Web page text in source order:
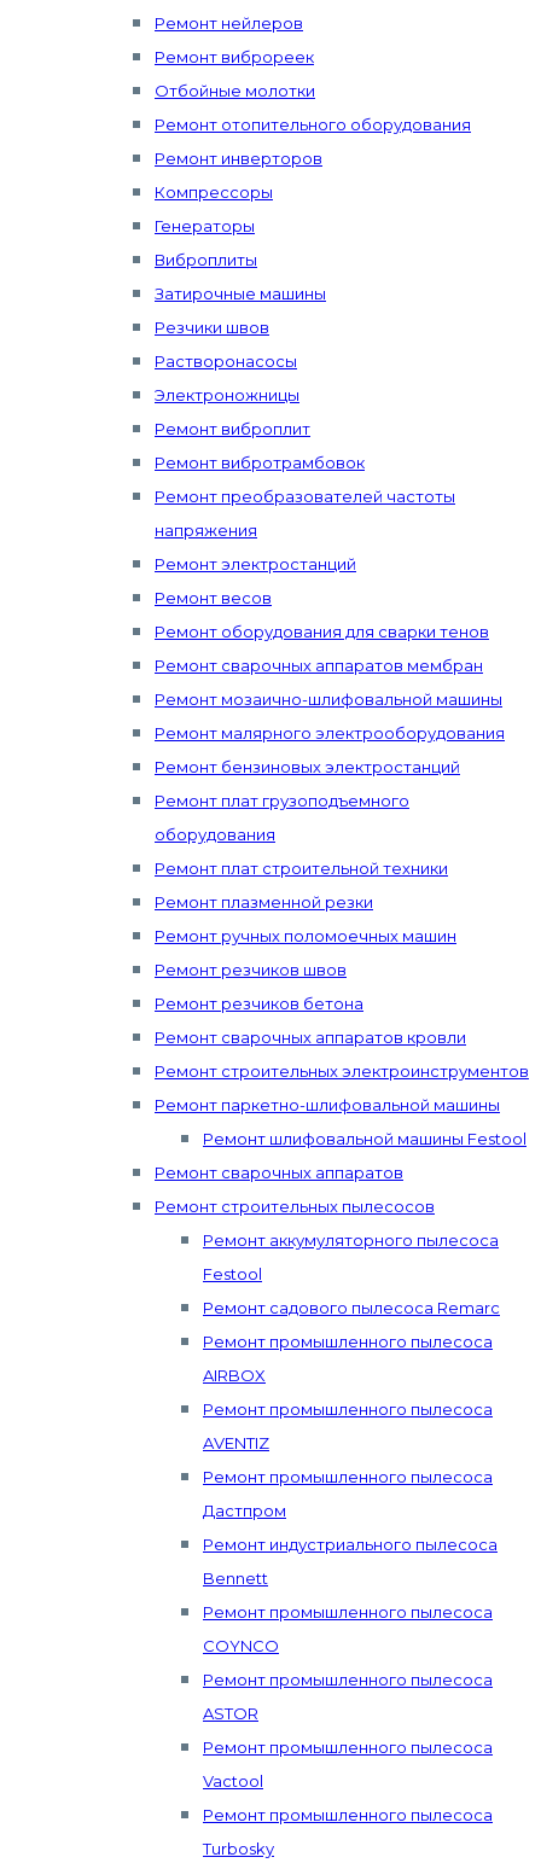
Ремонт нейлеров
Ремонт виброреек
Отбойные молотки
Ремонт отопительного оборудования
Ремонт инверторов
Компрессоры
Генераторы
Виброплиты
Затирочные машины
Резчики швов
Растворонасосы
Электроножницы
Ремонт виброплит
Ремонт вибротрамбовок
Ремонт преобразователей частоты
напряжения
Ремонт электростанций
Ремонт весов
Ремонт оборудования для сварки тенов
Ремонт сварочных аппаратов мембран
Ремонт мозаично-шлифовальной машины
Ремонт малярного электрооборудования
Ремонт бензиновых электростанций
Ремонт плат грузоподъемного
оборудования
Ремонт плат строительной техники
Ремонт плазменной резки
Ремонт ручных поломоечных машин
Ремонт резчиков швов
Ремонт резчиков бетона
Ремонт сварочных аппаратов кровли
Ремонт строительных электроинструментов
Ремонт паркетно-шлифовальной машины
Ремонт шлифовальной машины Festool
Ремонт сварочных аппаратов
Ремонт строительных пылесосов
Ремонт аккумуляторного пылесоса
Festool
Ремонт садового пылесоса Remarc
Ремонт промышленного пылесоса
AIRBOX
Ремонт промышленного пылесоса
AVENTIZ
Ремонт промышленного пылесоса
Дастпром
Ремонт индустриального пылесоса
Bennett
Ремонт промышленного пылесоса
COYNCO
Ремонт промышленного пылесоса
ASTOR
Ремонт промышленного пылесоса
Vactool
Ремонт промышленного пылесоса
Turbosky